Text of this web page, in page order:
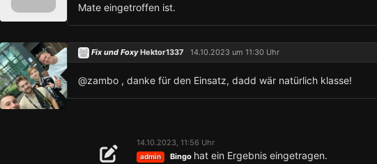
Mate eingetroffen ist.
Fix und FoxyHektor1337 14.10.2023 um 11:30 Uhr
@zambo , danke für den Einsatz, dadd wär natürlich klasse!
14.10.2023, 11:56 Uhr
admin Bingo hat ein Ergebnis eingetragen.